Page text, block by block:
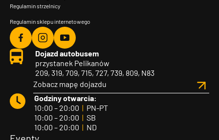
Regulamin strzelnicy
Regulamin sklepu internetowego
Agvo
Facebook
Agvo
Instagram
Agvo
YouTube
Dojazd autobusem
przystanek Pelikanów
209, 319, 709, 715, 727, 739, 809, N83
Zobacz mapę dojazdu
Godziny otwarcia:
10:00 – 20:00 | PN-PT
10:00 – 20:00 | SB
10:00 – 20:00 | ND